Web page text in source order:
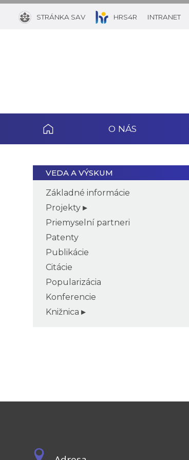
STRÁNKA SAV HRS4R INTRANET
O NÁS
VEDA A VÝSKUM
Základné informácie
Projekty
Priemyselní partneri
Patenty
Publikácie
Citácie
Popularizácia
Konferencie
Knižnica